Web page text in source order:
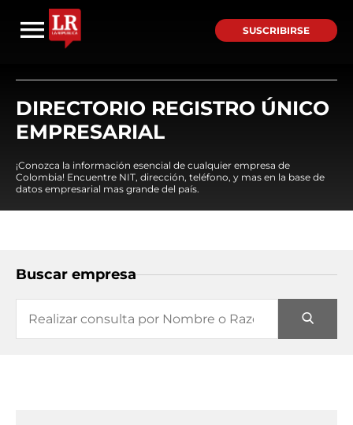
SUSCRIBIRSE
DIRECTORIO REGISTRO ÚNICO
EMPRESARIAL
¡Conozca la información esencial de cualquier empresa de
Colombia! Encuentre NIT, dirección, teléfono, y mas en la base de
datos empresarial mas grande del país.
Buscar empresa